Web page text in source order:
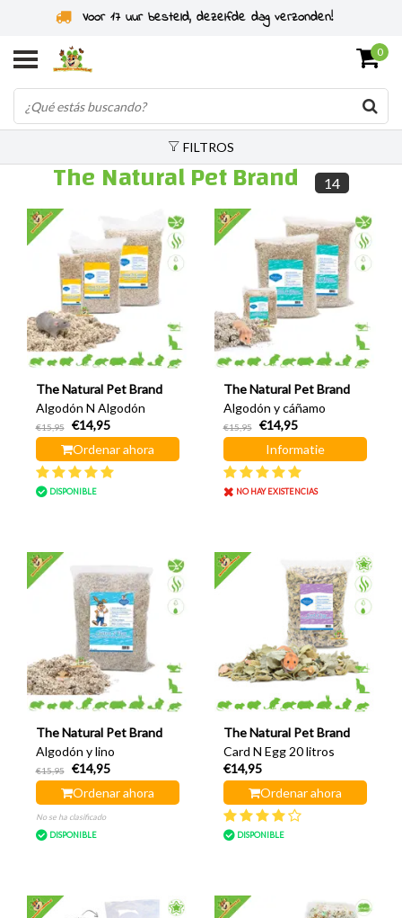
Especialistas en roedores desde 2011
0
FILTROS
The Natural Pet Brand 14
The Natural Pet Brand
Algodón N Algodón
€15,95
€14,95
Ordenar ahora
DISPONIBLE
The Natural Pet Brand
Algodón y cáñamo
€15,95
€14,95
Informatie
NO HAY EXISTENCIAS
The Natural Pet Brand
Algodón y lino
€15,95
€14,95
Ordenar ahora
No se ha clasificado
DISPONIBLE
The Natural Pet Brand
Card N Egg 20 litros
€14,95
Ordenar ahora
DISPONIBLE